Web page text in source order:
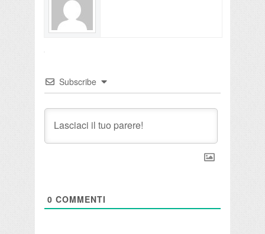
Subscribe
0 COMMENTI